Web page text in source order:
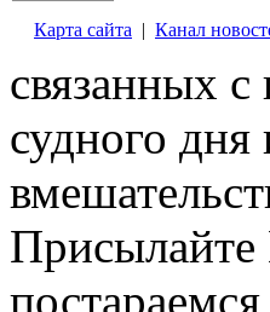
Карта сайта | Канал
связанных с
судного дня